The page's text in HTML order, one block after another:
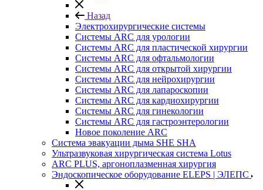
Назад
Электрохирургические системы
Системы ARC для урологии
Системы ARC для пластической хирургии
Системы ARC для офтальмологии
Системы ARC для открытой хирургии
Системы ARC для нейрохирургии
Системы ARC для лапароскопии
Системы ARC для кардиохирургии
Системы ARC для гинекологии
Системы ARC для гастроэнтерологии
Новое поколение ARC
Система эвакуации дыма SHE SHA
Ультразвуковая хирургическая система Lotus
ARC PLUS, аргоноплазменная хирургия
Эндоскопическое оборудование ELEPS | ЭЛЕПС